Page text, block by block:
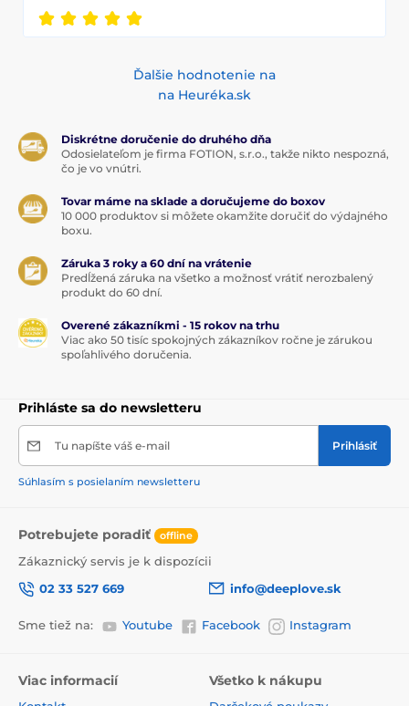
Ďalšie hodnotenie na
na Heuréka.sk
Diskrétne doručenie do druhého dňa
Odosielateľom je firma FOTION, s.r.o., takže nikto nespozná,
čo je vo vnútri.
Tovar máme na sklade a doručujeme do boxov
10 000 produktov si môžete okamžite doručiť do výdajného
boxu.
Záruka 3 roky a 60 dní na vrátenie
Predĺžená záruka na všetko a možnosť vrátiť nerozbalený
produkt do 60 dní.
Overené zákazníkmi - 15 rokov na trhu
Viac ako 50 tisíc spokojných zákazníkov ročne je zárukou
spoľahlivého doručenia.
Prihláste sa do newsletteru
Tu napíšte váš e-mail Prihlásiť
Súhlasím s posielaním newsletteru
Potrebujete poradiť offline
Zákaznický servis je k dispozícii
02 33 527 669
info@deeplove.sk
Sme tiež na: Youtube Facebook Instagram
Viac informacií Všetko k nákupu